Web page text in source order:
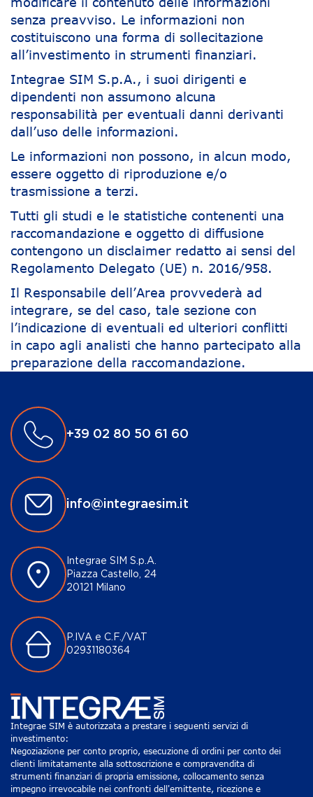
senza preavviso. Le informazioni non
costituiscono una forma di sollecitazione
all’investimento in strumenti finanziari.
Integrae SIM S.p.A., i suoi dirigenti e
dipendenti non assumono alcuna
responsabilità per eventuali danni derivanti
dall’uso delle informazioni.
Le informazioni non possono, in alcun modo,
essere oggetto di riproduzione e/o
trasmissione a terzi.
Tutti gli studi e le statistiche contenenti una
raccomandazione e oggetto di diffusione
contengono un disclaimer redatto ai sensi del
Regolamento Delegato (UE) n. 2016/958.
Il Responsabile dell’Area provvederà ad
integrare, se del caso, tale sezione con
l’indicazione di eventuali ed ulteriori conflitti
in capo agli analisti che hanno partecipato alla
preparazione della raccomandazione.
+39 02 80 50 61 60
info@integraesim.it
Integrae SIM S.p.A.
Piazza Castello, 24
20121 Milano
P.IVA e C.F./VAT
02931180364
Integrae SIM è autorizzata a prestare i seguenti servizi di
investimento:
Negoziazione per conto proprio, esecuzione di ordini per conto dei
clienti limitatamente alla sottoscrizione e compravendita di
strumenti finanziari di propria emissione, collocamento senza
impegno irrevocabile nei confronti dell'emittente, ricezione e